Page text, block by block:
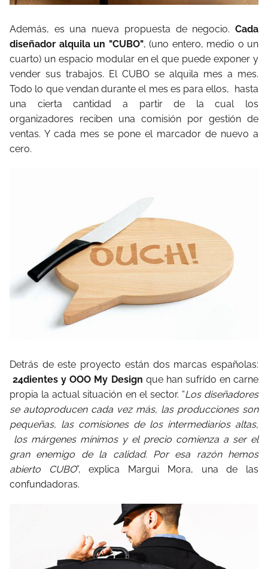
Además, es una nueva propuesta de negocio. Cada
diseñador alquila un "CUBO", (uno entero, medio o un
cuarto) un espacio modular en el que puede exponer y
vender sus trabajos. El CUBO se alquila mes a mes.
Todo lo que vendan durante el mes es para ellos, hasta
una cierta cantidad a partir de la cual los
organizadores reciben una comisión por gestión de
ventas. Y cada mes se pone el marcador de nuevo a
cero.
Detrás de este proyecto están dos marcas españolas:
24dientes y OOO My Design que han sufrído en carne
propia la actual situación en el sector. “Los diseñadores
se autoproducen cada vez más, las producciones son
pequeñas, las comisiones de los intermediarios altas,
los márgenes mínimos y el precio comienza a ser el
gran enemigo de la calidad. Por esa razón hemos
abierto CUBO”, explica Margui Mora, una de las
confundadoras.